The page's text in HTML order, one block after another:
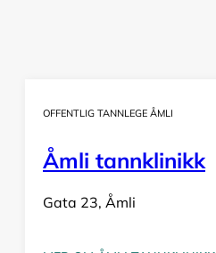
OFFENTLIG TANNLEGE ÅMLI
Åmli tannklinikk
Gata 23, Åmli